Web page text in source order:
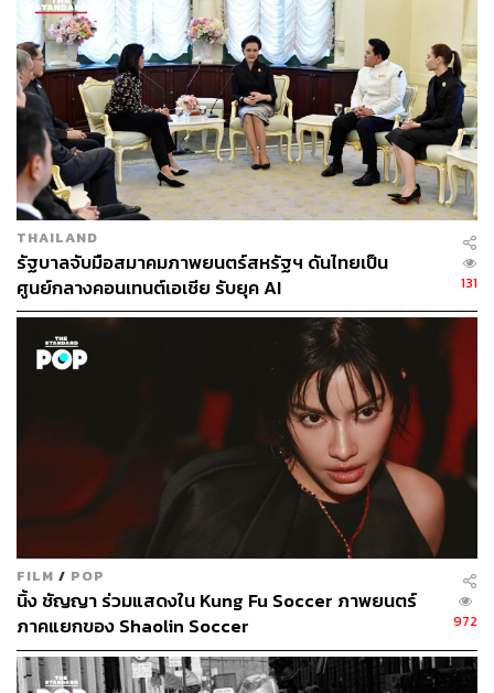
TAGS: ภาพยนตร์ 4KINGS
เนรมิตรหนัง ฟิล์ม
พุฒิ-พุฒิพงษ์ นาคทอง
วัยหนุ่ม 2544
24.6K
ABOUT THE AUTHOR
สุพัฒน์ ศิวะพรพันธ์
Content Creator ผู้หลงใหลในทุกศาสตร์และ
วัฒนธรรมของประเทศญี่ปุ่น
THAILAND
รัฐบาลจับมือสมาคมภาพยนตร์สหรัฐฯ ดันไทยเป็น
ศูนย์กลางคอนเทนต์เอเชีย รับยุค AI
131
FILM / POP
นิ้ง ชัญญา ร่วมแสดงใน Kung Fu Soccer ภาพยนตร์
ภาคแยกของ Shaolin Soccer
972